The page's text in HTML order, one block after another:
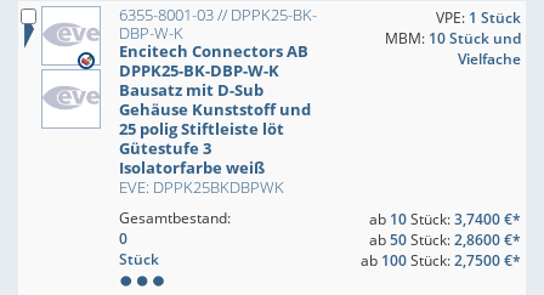
6355-8001-03 // DPPK25-BK-
DBP-W-K
Encitech Connectors AB
DPPK25-BK-DBP-W-K
Bausatz mit D-Sub
Gehäuse Kunststoff und
25 polig Stiftleiste löt
Gütestufe 3
Isolatorfarbe weiß
EVE: DPPK25BKDBPWK
VPE: 1 Stück
MBM: 10 Stück und
Vielfache
Gesamtbestand:
0
Stück
ab 10Stück:3,7400 €*
ab50Stück:2,8600 €*
ab 100Stück:2,7500 €*